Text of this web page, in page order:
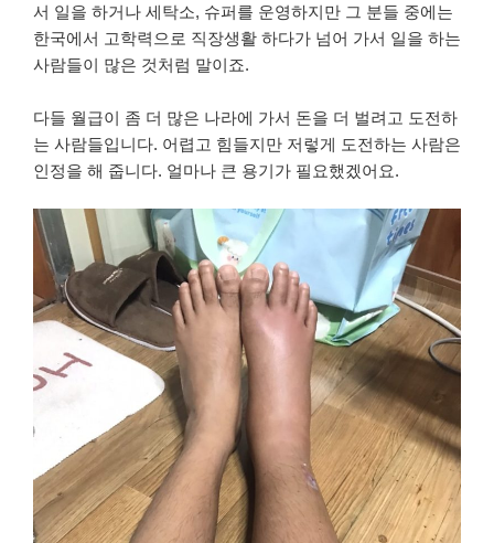
서 일을 하거나 세탁소, 슈퍼를 운영하지만 그 분들 중에는
한국에서 고학력으로 직장생활 하다가 넘어 가서 일을 하는
사람들이 많은 것처럼 말이죠.
다들 월급이 좀 더 많은 나라에 가서 돈을 더 벌려고 도전하
는 사람들입니다. 어렵고 힘들지만 저렇게 도전하는 사람은
인정을 해 줍니다. 얼마나 큰 용기가 필요했겠어요.